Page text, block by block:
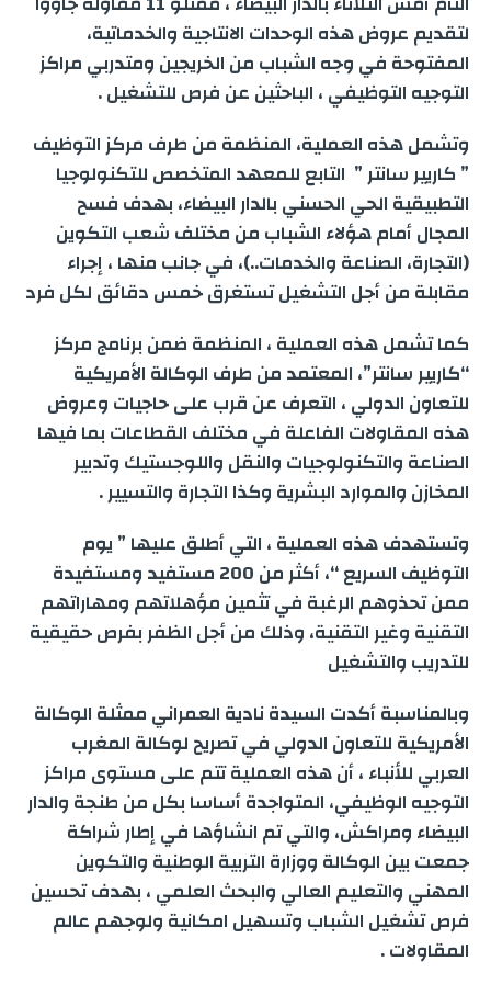
kr
s
A
p
k
e
I
n
l
e
r
a
m
e
s
e
n
g
r
S
h
r
e
لتقديم عروض هذه الوحدات الانتاجية والخدماتية،
المفتوحة في وجه الشباب من الخريجين ومتدربي مراكز
التوجيه التوظيفي ، الباحثين عن فرص للتشغيل .
وتشمل هذه العملية، المنظمة من طرف مركز التوظيف
” كاريير سانتر ” التابع للمعهد المتخصص للتكنولوجيا
التطبيقية الحي الحسني بالدار البيضاء، بهدف فسح
المجال أمام هؤلاء الشباب من مختلف شعب التكوين
(التجارة، الصناعة والخدمات..)، في جانب منها ، إجراء
مقابلة من أجل التشغيل تستغرق خمس دقائق لكل فرد
كما تشمل هذه العملية ، المنظمة ضمن برنامج مركز
“كاريير سانتر”، المعتمد من طرف الوكالة الأمريكية
للتعاون الدولي ، التعرف عن قرب على حاجيات وعروض
هذه المقاولات الفاعلة في مختلف القطاعات بما فيها
الصناعة والتكنولوجيات والنقل واللوجستيك وتدبير
المخازن والموارد البشرية وكذا التجارة والتسيير .
وتستهدف هذه العملية ، التي أطلق عليها ” يوم
التوظيف السريع “، أكثر من 200 مستفيد ومستفيدة
ممن تحذوهم الرغبة في تثمين مؤهلاتهم ومهاراتهم
التقنية وغير التقنية، وذلك من أجل الظفر بفرص حقيقية
للتدريب والتشغيل
وبالمناسبة أكدت السيدة نادية العمراني ممثلة الوكالة
الأمريكية للتعاون الدولي في تصريح لوكالة المغرب
العربي للأنباء ، أن هذه العملية تتم على مستوى مراكز
التوجيه الوظيفي، المتواجدة أساسا بكل من طنجة والدار
البيضاء ومراكش، والتي تم انشاؤها في إطار شراكة
جمعت بين الوكالة ووزارة التربية الوطنية والتكوين
المهني والتعليم العالي والبحث العلمي ، بهدف تحسين
فرص تشغيل الشباب وتسهيل امكانية ولوجهم عالم
المقاولات .